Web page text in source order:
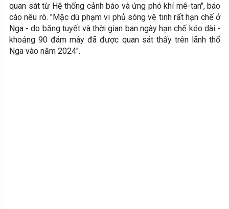
quan sát từ Hệ thống cảnh báo và ứng phó khí mê-tan", báo
cáo nêu rõ. "Mặc dù phạm vi phủ sóng vệ tinh rất hạn chế ở
Nga - do băng tuyết và thời gian ban ngày hạn chế kéo dài -
khoảng 90 đám mây đã được quan sát thấy trên lãnh thổ
Nga vào năm 2024".